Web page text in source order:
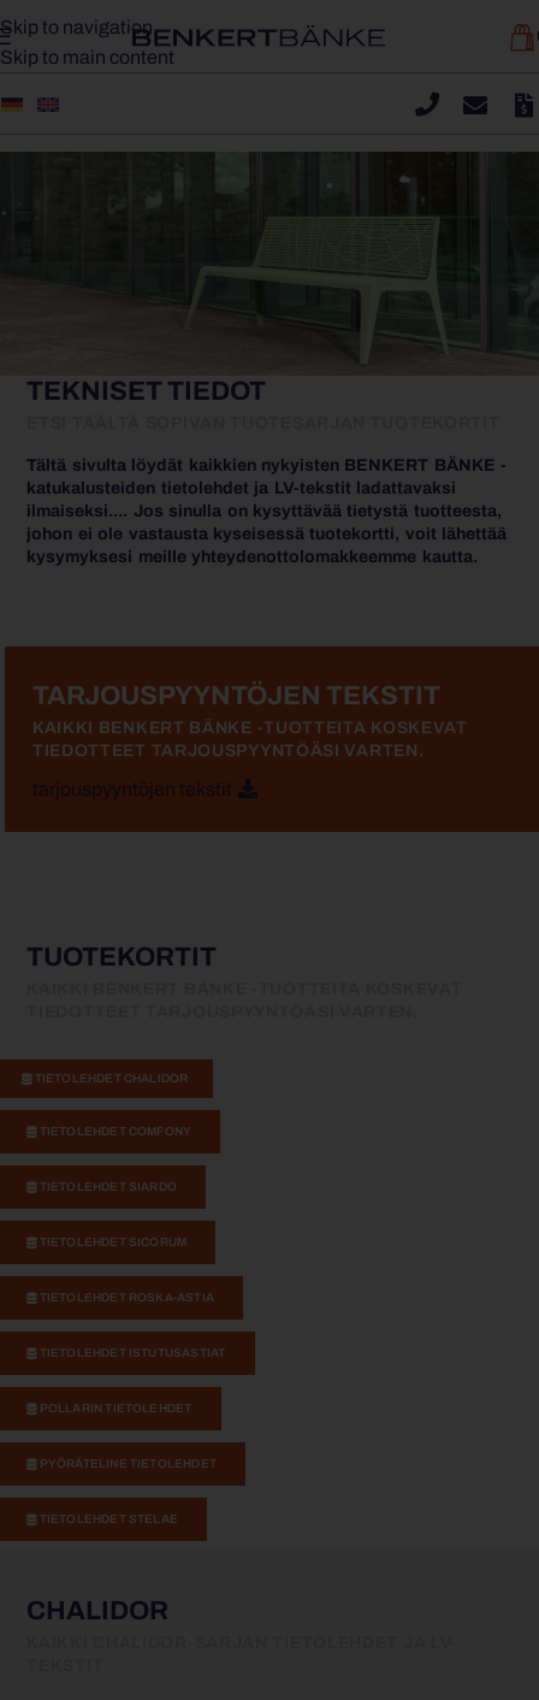
Skip to navigation
Skip to main content
TEKNISET TIEDOT
Tältä sivulta löydät kaikkien nykyisten BENKERT BÄNKE -
katukalusteiden tietolehdet ja LV-tekstit ladattavaksi
ilmaiseksi.... Jos sinulla on kysyttävää tietystä tuotteesta,
johon ei ole vastausta kyseisessä tuotekortti, voit lähettää
kysymyksesi meille yhteydenottolomakkeemme kautta.
TARJOUSPYYNTÖJEN TEKSTIT
KAIKKI BENKERT BÄNKE -TUOTTEITA KOSKEVAT
TIEDOTTEET TARJOUSPYYNTÖÄSI VARTEN.
tarjouspyyntöjen tekstit
TUOTEKORTIT
TIETOLEHDET CHALIDOR
TIETOLEHDET COMFONY
TIETOLEHDET SIARDO
TIETOLEHDET SICORUM
TIETOLEHDET ROSKA-ASTIA
TIETOLEHDET ISTUTUSASTIAT
POLLARIN TIETOLEHDET
PYÖRÄTELINE TIETOLEHDET
TIETOLEHDET STELAE
CHALIDOR